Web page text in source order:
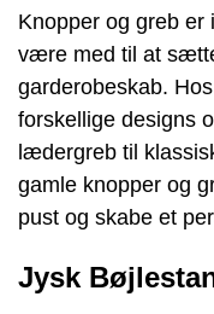
Knopper og greb er
være med til at
garderobeskab.
forskellige designs
lædergreb til
gamle knopper og
pust og skabe et
Jysk